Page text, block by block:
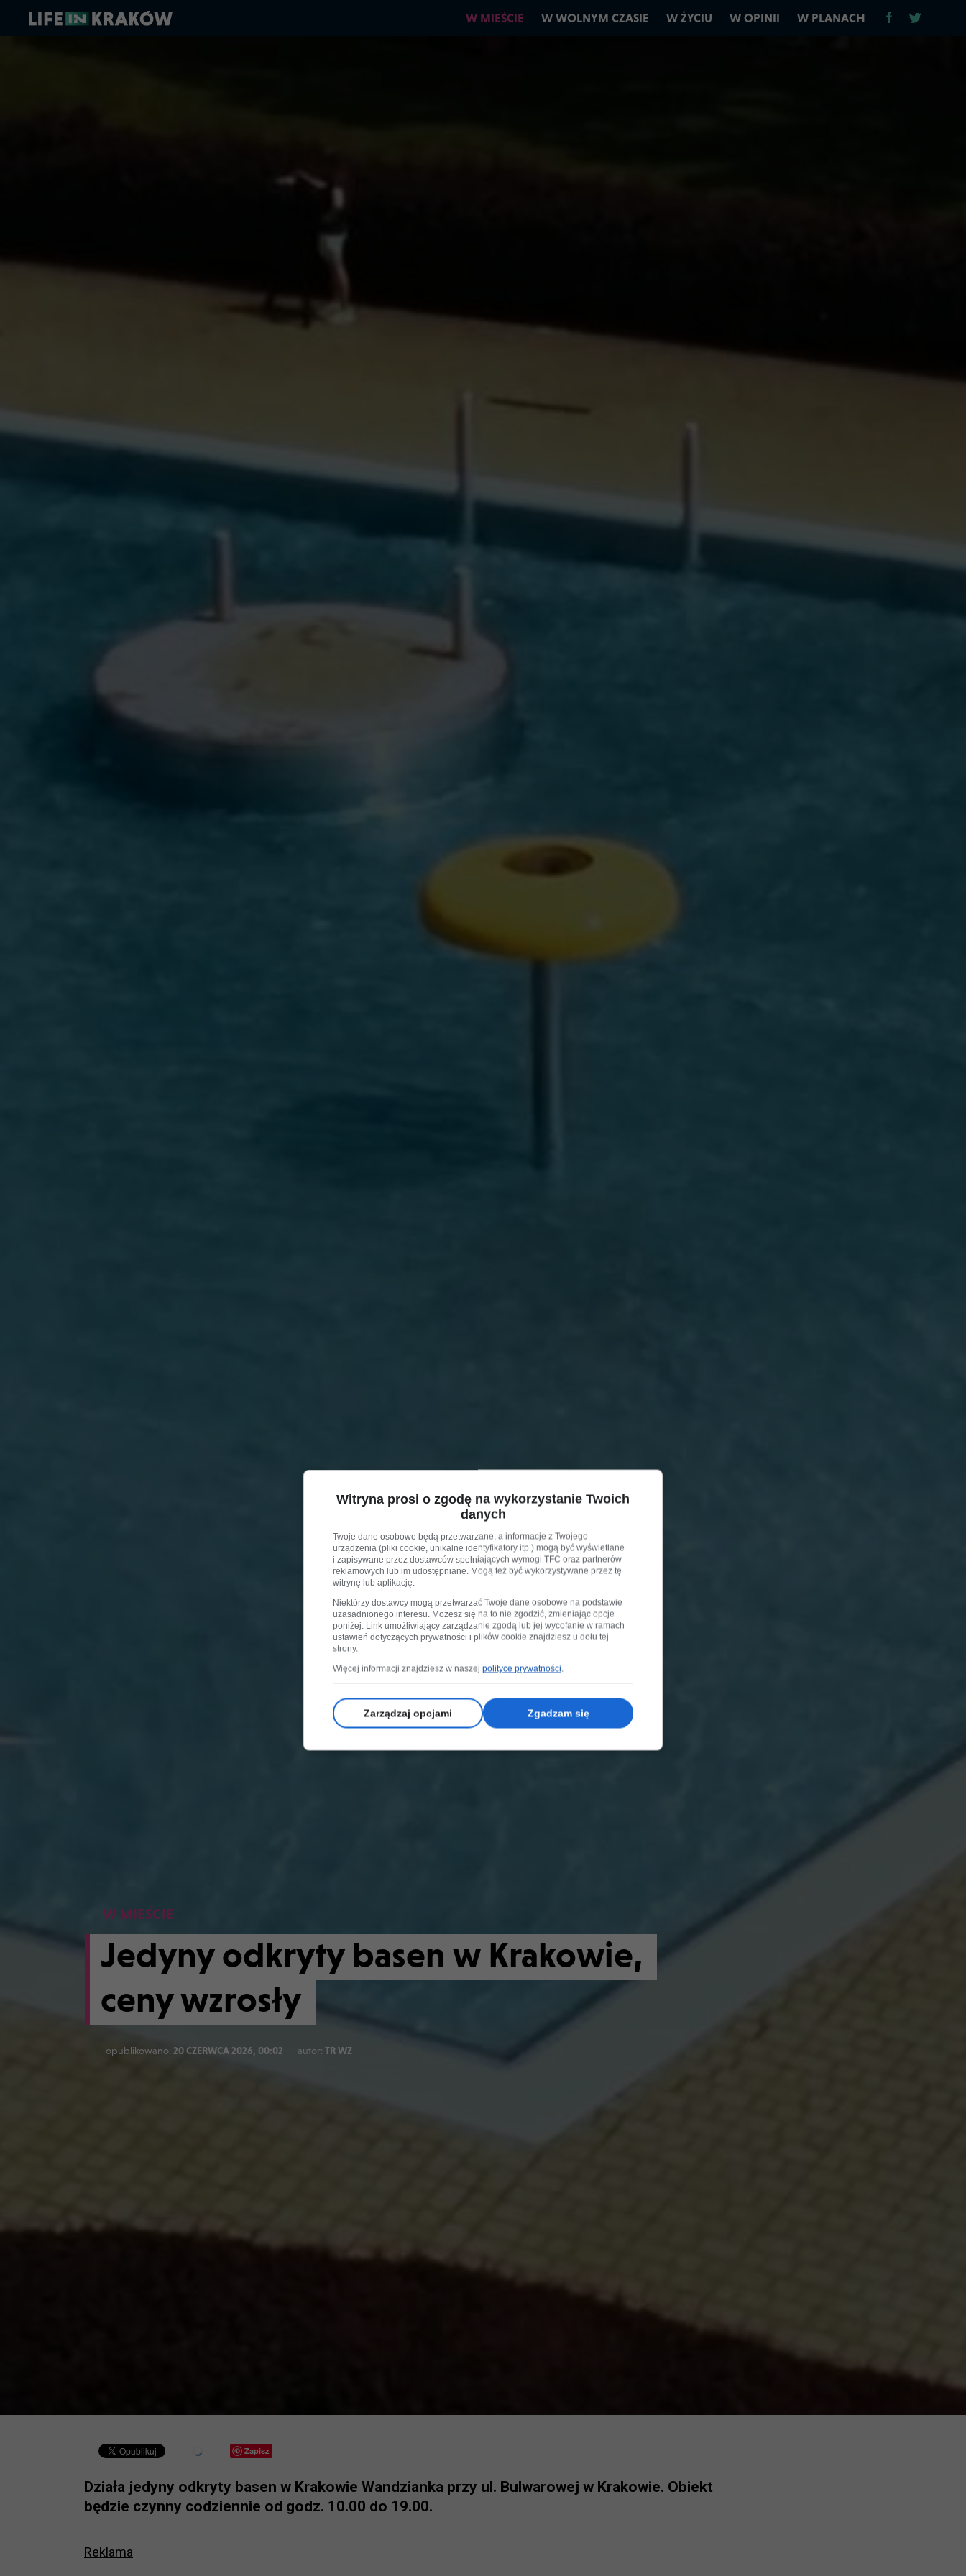
W MIEŚCIE W WOLNYM CZASIE W ŻYCIU W OPINII W PLANACH
W MIEŚCIE
Jedyny odkryty basen w Krakowie,
ceny wzrosły
opublikowano: 20 CZERWCA 2026, 00:02 autor: TR WZ
Zapisz
Działa jedyny odkryty basen w Krakowie Wandzianka przy ul. Bulwarowej w Krakowie. Obiekt
będzie czynny codziennie od godz. 10.00 do 19.00.
Reklama
Witryna prosi o zgodę na wykorzystanie Twoich
danych
Twoje dane osobowe będą przetwarzane, a informacje z Twojego
urządzenia (pliki cookie, unikalne identyfikatory itp.) mogą być wyświetlane
i zapisywane przez dostawców spełniających wymogi TFC oraz partnerów
reklamowych lub im udostępniane. Mogą też być wykorzystywane przez tę
witrynę lub aplikację.
Niektórzy dostawcy mogą przetwarzać Twoje dane osobowe na podstawie
uzasadnionego interesu. Możesz się na to nie zgodzić, zmieniając opcje
poniżej. Link umożliwiający zarządzanie zgodą lub jej wycofanie w ramach
ustawień dotyczących prywatności i plików cookie znajdziesz u dołu tej
strony.
Więcej informacji znajdziesz w naszej polityce prywatności.
Zarządzaj opcjami Zgadzam się